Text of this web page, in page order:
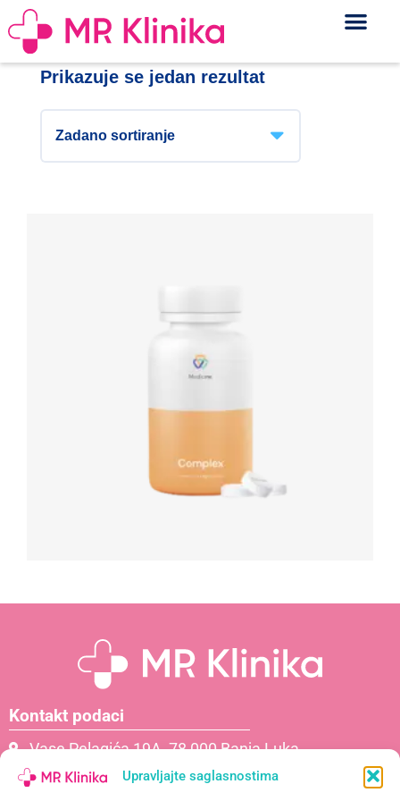
Upravljajte saglasnostima
Prikazuje se jedan rezultat
Kontakt podaci
Vase Pelagića 19A, 78 000 Banja Luka
066 061 000